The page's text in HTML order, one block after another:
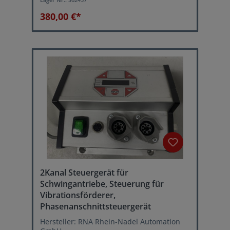
Netzanschluss: 220 Volt, 50 Hz.
Topf ohne Sortierbahn, ohne Regelgerät
380,00 €*
2Kanal Steuergerät für
Schwingantriebe, Steuerung für
Vibrationsförderer,
Phasenanschnittsteuergerät
Hersteller: RNA Rhein-Nadel Automation